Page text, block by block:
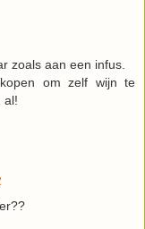
zoals aan een infus.
om zelf wijn te
al!